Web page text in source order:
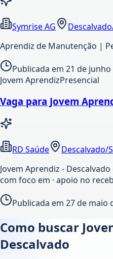
Symrise AG
Aprendiz de Manutenção |
Publicada em 21 de junho
Jovem AprendizPresencial
Vaga para Jovem
RD Saúde
Descalvado/
Jovem Aprendiz - Descalvado
com foco em · apoio no
Publicada em 27 de maio
Como buscar
Descalvado